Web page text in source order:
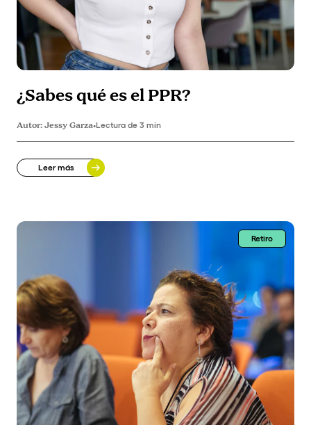
¿Sabes qué es el PPR?
Autor:Jessy Garza•Lectura de 3 min
Leer más
Retiro